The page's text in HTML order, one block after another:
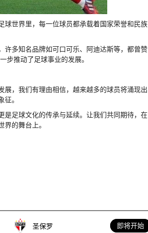
球世界里，每一位球员都承载着国家荣誉和民族
许多知名品牌如可口可乐、阿迪达斯等，都曾赞
步推动了足球事业的发展。
，我们有理由相信，越来越多的球员将涌现出
。
是足球文化的传承与延续。让我们共同期待，在
的舞台上。
圣保罗 即将开始